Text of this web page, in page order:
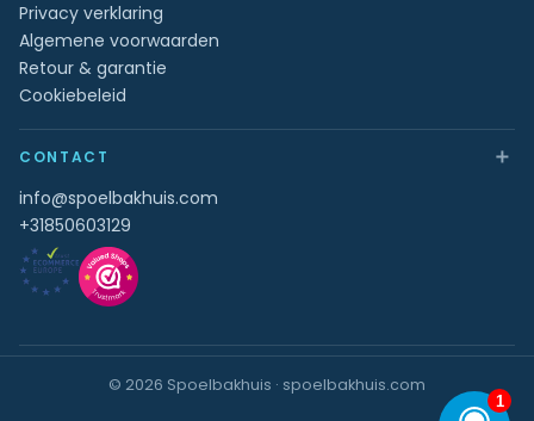
1
Privacy verklaring
Algemene voorwaarden
Retour & garantie
Cookiebeleid
CONTACT ＋
info@spoelbakhuis.com
+31850603129
© 2026 Spoelbakhuis · spoelbakhuis.com